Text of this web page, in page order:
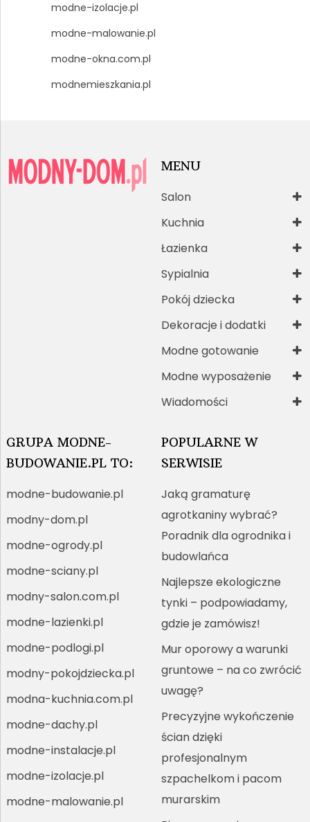
modne-izolacje.pl
modne-malowanie.pl
modne-okna.com.pl
modnemieszkania.pl
MENU
Salon
Kuchnia
Łazienka
Sypialnia
Pokój dziecka
Dekoracje i dodatki
Modne gotowanie
Modne wyposażenie
Wiadomości
GRUPA MODNE-
BUDOWANIE.PL TO:
modne-budowanie.pl
modny-dom.pl
modne-ogrody.pl
modne-sciany.pl
modny-salon.com.pl
modne-lazienki.pl
modne-podlogi.pl
modny-pokojdziecka.pl
modna-kuchnia.com.pl
modne-dachy.pl
modne-instalacje.pl
modne-izolacje.pl
modne-malowanie.pl
POPULARNE W
SERWISIE
Jaką gramaturę
agrotkaniny wybrać?
Poradnik dla ogrodnika i
budowlańca
Najlepsze ekologiczne
tynki – podpowiadamy,
gdzie je zamówisz!
Mur oporowy a warunki
gruntowe – na co zwrócić
uwagę?
Precyzyjne wykończenie
ścian dzięki
profesjonalnym
szpachelkom i pacom
murarskim